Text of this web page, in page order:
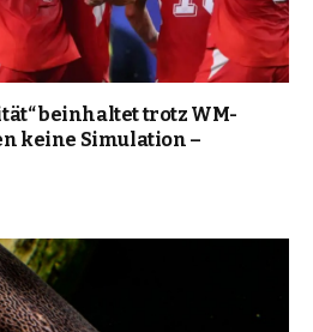
beinhaltet trotz WM-
keine Simulation –